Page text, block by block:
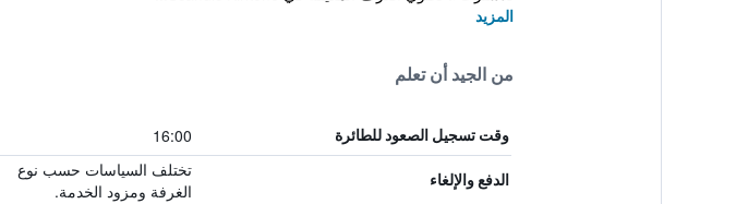
المزيد
من الجيد أن تعلم
وقت تسجيل الصعود للطائرة 16:00
الدفع والإلغاء
تختلف السياسات حسب نوع
الغرفة ومزود الخدمة.